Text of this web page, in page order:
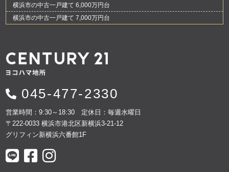
横浜市の中古一戸建て 6,000万円台
横浜市の中古一戸建て 7,000万円台
045-477-2330
営業時間：9:30～18:30 定休日：毎週水曜日
〒222-0033 横浜市港北区新横浜3-21-12
グリフィン新横浜六番館1F